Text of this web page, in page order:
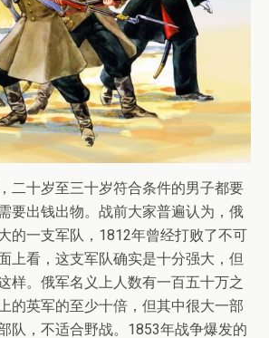
二十岁至三十岁符合条件的男子都要
要出钱出物。战前大家普遍认为，俄
的一支军队，1812年曾经打败了不可
上看，这支军队确实是十分强大，但
样。俄军名义上人数有一百五十万之
的英军的至少十倍，但其中很大一部
队，不适合野战。1853年战争爆发的